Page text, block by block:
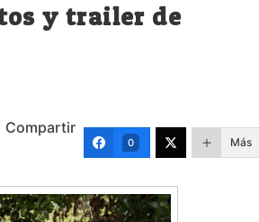
y trailer de
Compartir
0 Más